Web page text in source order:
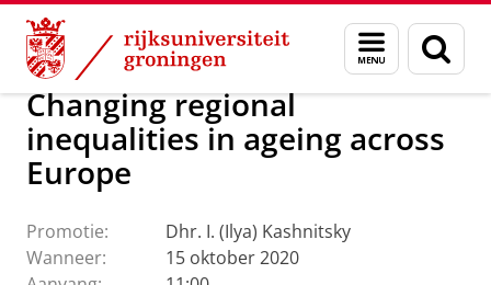
Skip
Content
Skip
Navigation
Menu
en
zoeken
Over ons Actueel Evenementen Promoties
Changing regional
inequalities in ageing across
Europe
Promotie:
Dhr. I. (Ilya) Kashnitsky
Wanneer:
15 oktober 2020